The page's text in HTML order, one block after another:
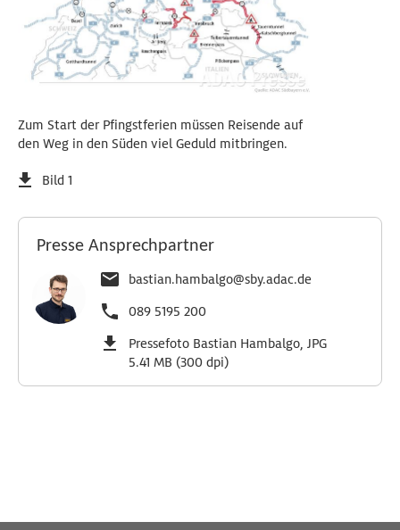
Zum Start der Pfingstferien müssen Reisende auf
den Weg in den Süden viel Geduld mitbringen.
Bild 1
Presse Ansprechpartner
bastian.hambalgo@sby.adac.de
089 5195 200
Pressefoto Bastian Hambalgo, JPG
5.41 MB (300 dpi)